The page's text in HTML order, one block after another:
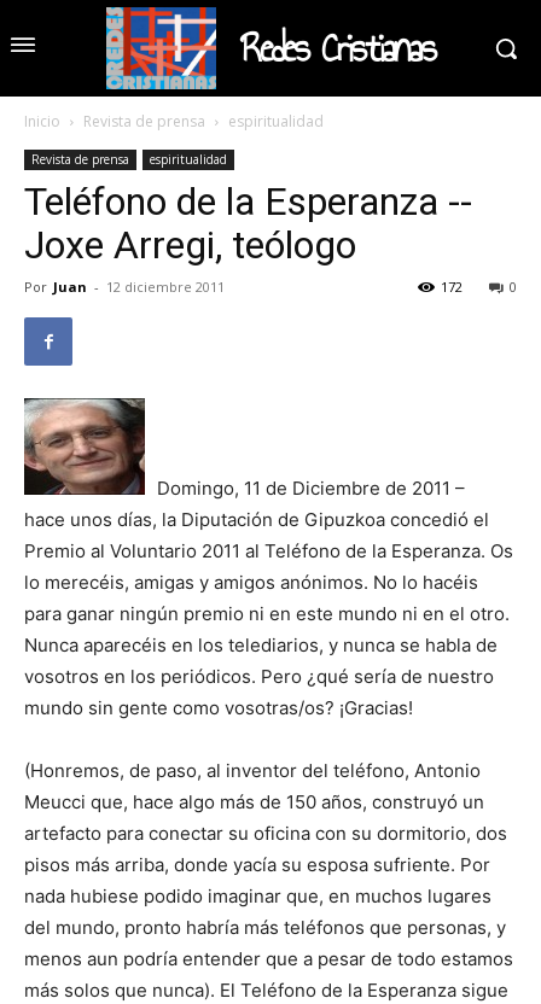
Redes Cristianas
Inicio Revista de prensa espiritualidad
Revista de prensa espiritualidad
Teléfono de la Esperanza --
Joxe Arregi, teólogo
Por Juan - 12 diciembre 2011 0
172
Domingo, 11 de Diciembre de 2011 –
hace unos días, la Diputación de Gipuzkoa concedió el
Premio al Voluntario 2011 al Teléfono de la Esperanza. Os
lo merecéis, amigas y amigos anónimos. No lo hacéis
para ganar ningún premio ni en este mundo ni en el otro.
Nunca aparecéis en los telediarios, y nunca se habla de
vosotros en los periódicos. Pero ¿qué sería de nuestro
mundo sin gente como vosotras/os? ¡Gracias!
(Honremos, de paso, al inventor del teléfono, Antonio
Meucci que, hace algo más de 150 años, construyó un
artefacto para conectar su oficina con su dormitorio, dos
pisos más arriba, donde yacía su esposa sufriente. Por
nada hubiese podido imaginar que, en muchos lugares
del mundo, pronto habría más teléfonos que personas, y
menos aun podría entender que a pesar de todo estamos
más solos que nunca). El Teléfono de la Esperanza sigue